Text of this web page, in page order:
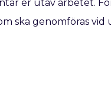
er utav arbetet.
ska genomföras